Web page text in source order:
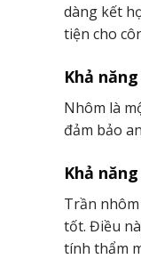
dàng kết
tiện cho
Khả
Nhôm là
đảm bảo
Khả
Trần
tốt. Điều
tính thẩm